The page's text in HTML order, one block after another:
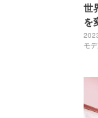
世
を
し
モ